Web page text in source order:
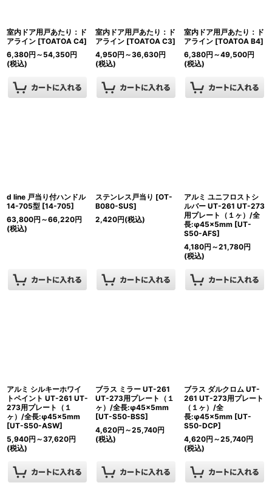
室内ドア用戸あたり：ド
アライン [TOATOA C4]
6,380円 ～54,350円
(税込)
室内ドア用戸あたり：ド
アライン [TOATOA C3]
4,950円 ～36,630円
(税込)
室内ドア用戸あたり：ド
アライン [TOATOA B4]
6,380円 ～49,500円
(税込)
d line 戸当り付ハンドル
14-705型 [14-705]
63,800円 ～66,220円
(税込)
ステンレス戸当り [OT-
B080-SUS]
2,420円(税込)
アルミ ユニフロストシ
ルバー UT-261 UT-273
用プレート（１ヶ）/全
長:φ45×5mm [UT-
S50-AFS]
4,180円 ～21,780円
(税込)
アルミ シルキーホワイ
トペイント UT-261 UT-
273用プレート（１
ヶ）/全長:φ45×5mm
[UT-S50-ASW]
5,940円 ～37,620円
(税込)
ブラス ミラー UT-261
UT-273用プレート（１
ヶ）/全長:φ45×5mm
[UT-S50-BSS]
4,620円 ～25,740円
(税込)
ブラス ダルクロム UT-
261 UT-273用プレート
（１ヶ）/全
長:φ45×5mm [UT-
S50-DCP]
4,620円 ～25,740円
(税込)